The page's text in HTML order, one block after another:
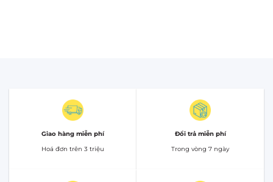
Giao hàng miễn phí
Hoá đơn trên 3 triệu
Đổi trả miễn phí
Trong vòng 7 ngày